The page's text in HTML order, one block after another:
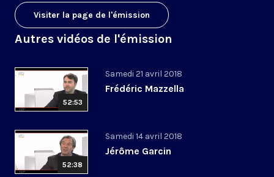
Visiter la page de l'émission
Autres vidéos de l'émission
52:53
Samedi 21 avril 2018
Frédéric Mazzella
52:38
Samedi 14 avril 2018
Jérôme Garcin